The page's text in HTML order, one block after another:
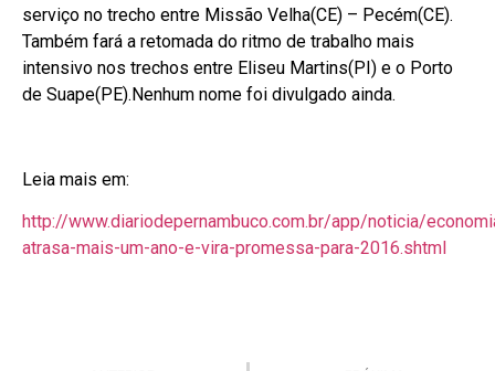
serviço no trecho entre Missão Velha(CE) – Pecém(CE).
Também fará a retomada do ritmo de trabalho mais
intensivo nos trechos entre Eliseu Martins(PI) e o Porto
de Suape(PE).Nenhum nome foi divulgado ainda.
Leia mais em:
http://www.diariodepernambuco.com.br/app/noticia/
atrasa-mais-um-ano-e-vira-promessa-para-2016.shtml